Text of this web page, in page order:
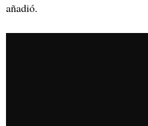
añadió.